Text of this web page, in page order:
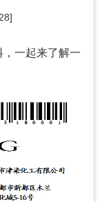
，一起来了解一